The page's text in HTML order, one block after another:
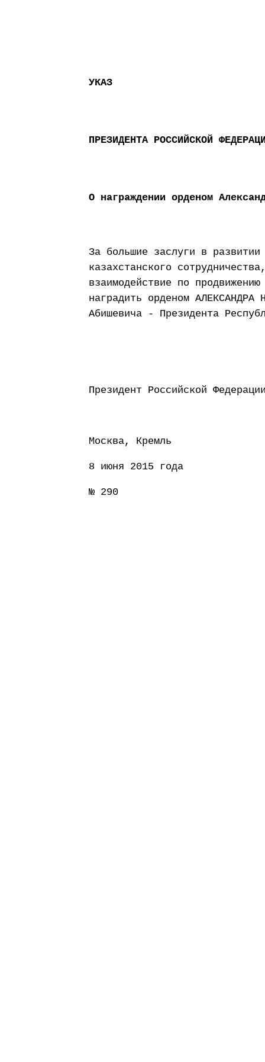
УКАЗ
ПРЕЗИДЕНТА РОССИЙСКОЙ
О награждении орденом
За большие заслуги в развитии
казахстанского
взаимодействие по
наградить орденом АЛЕКСАНДРА
Абишевича - Президента
Президент
Москва, Кремль
8 июня 2015 года
№ 290